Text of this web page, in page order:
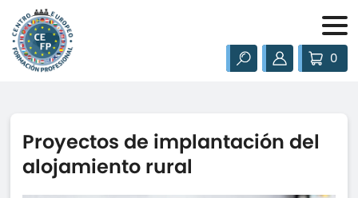
0
Proyectos de implantación del
alojamiento rural